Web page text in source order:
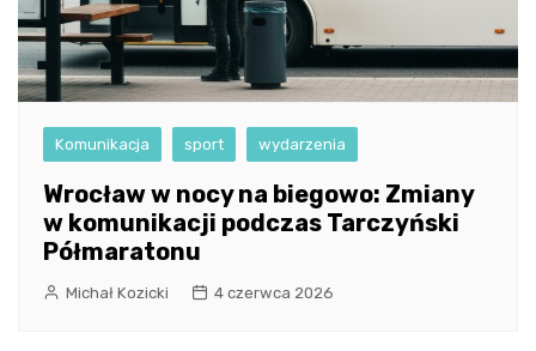
Komunikacja sport wydarzenia
Wrocław w nocy na biegowo: Zmiany
w komunikacji podczas Tarczyński
Półmaratonu
Michał Kozicki 4 czerwca 2026